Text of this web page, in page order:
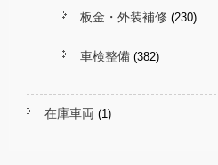
板金・外装補修 (230)
車検整備 (382)
在庫車両 (1)